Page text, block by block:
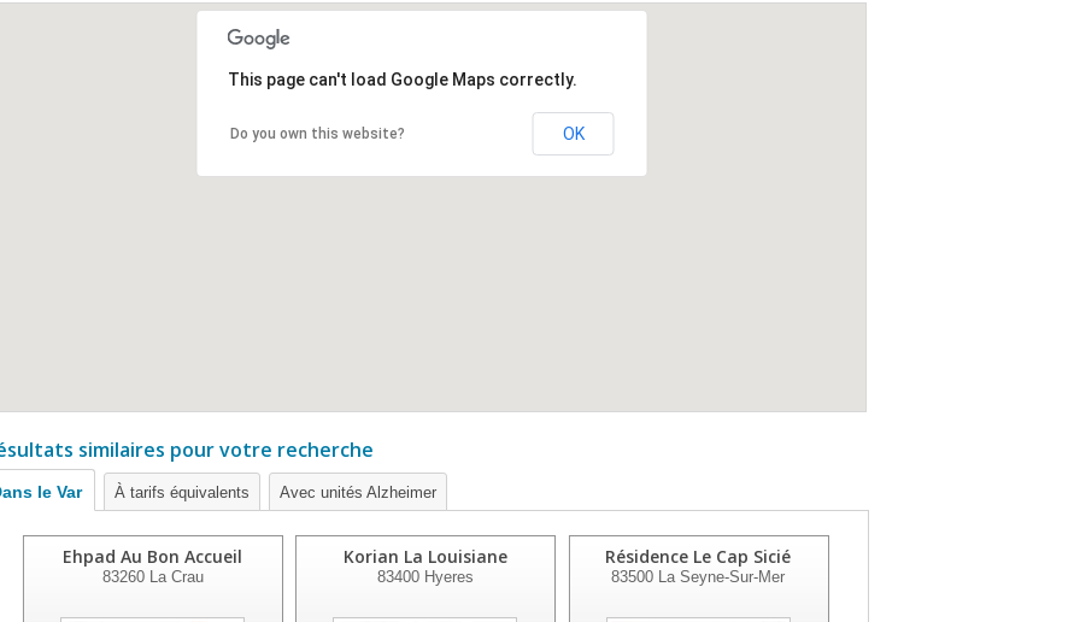
This page can't load Google Maps correctly.
Do you own this website? OK
similaires pour votre recherche
le Var À tarifs équivalents Avec unités Alzheimer
Ehpad Au Bon Accueil
83260La Crau
Korian La Louisiane
83400Hyeres
Résidence Le Cap Sicié
83500 La Seyne-Sur-Mer